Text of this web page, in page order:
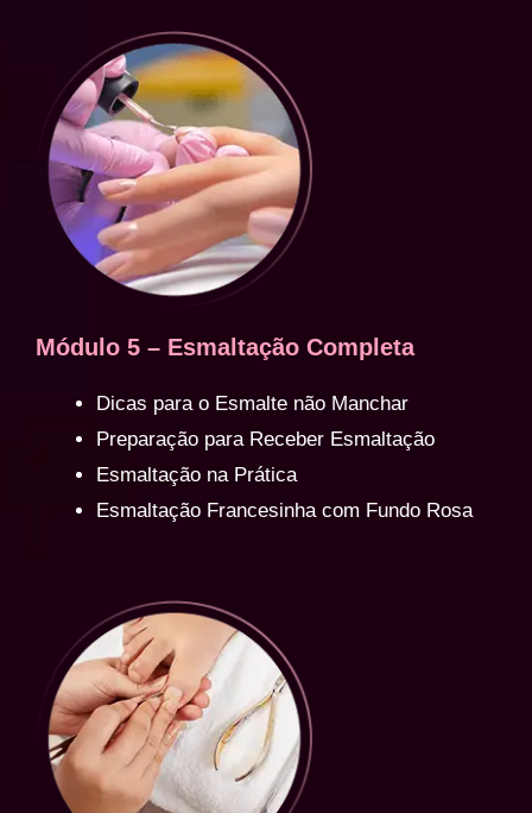
Módulo 5 – Esmaltação Completa
Dicas para o Esmalte não Manchar
Preparação para Receber Esmaltação
Esmaltação na Prática
Esmaltação Francesinha com Fundo Rosa